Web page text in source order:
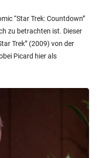
“Star Trek: Countdown”
zu betrachten ist. Dieser
Trek” (2009) von der
Picard hier als